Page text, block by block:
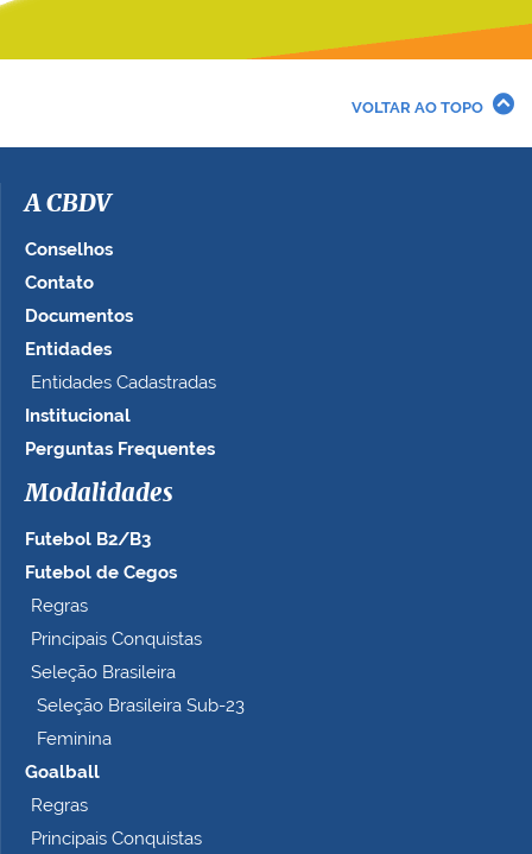
VOLTAR AO TOPO
A CBDV
Conselhos
Contato
Documentos
Entidades
Entidades Cadastradas
Institucional
Perguntas Frequentes
Modalidades
Futebol B2/B3
Futebol de Cegos
Regras
Principais Conquistas
Seleção Brasileira
Seleção Brasileira Sub-23
Feminina
Goalball
Regras
Principais Conquistas